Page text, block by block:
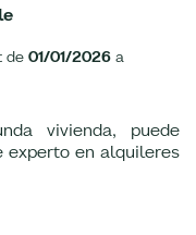
de 01/01/2026 a
vivienda, puede
experto en alquileres